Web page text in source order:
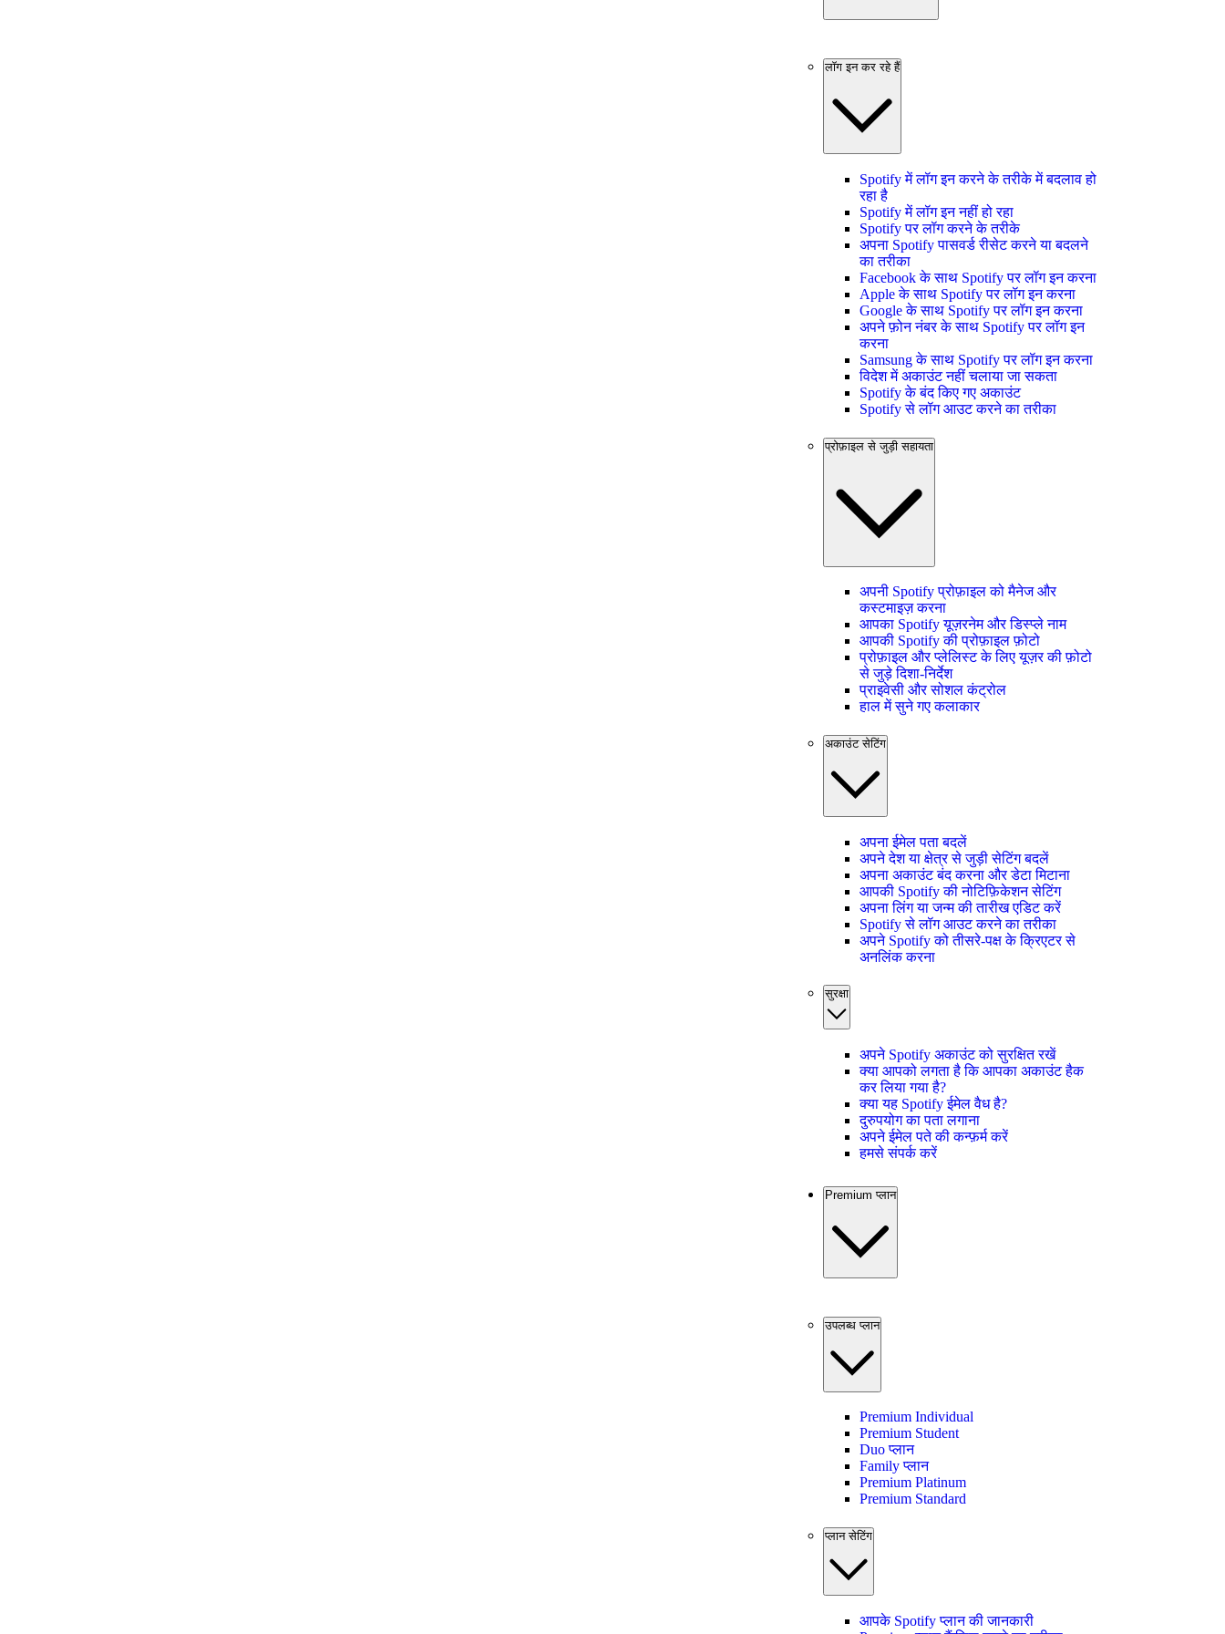
लॉग इन कर रहे हैं
Spotify में लॉग इन करने के तरीके में बदलाव हो
रहा है
Spotify में लॉग इन नहीं हो रहा
Spotify पर लॉग करने के तरीके
अपना Spotify पासवर्ड रीसेट करने या बदलने
का तरीका
Facebook के साथ Spotify पर लॉग इन करना
Apple के साथ Spotify पर लॉग इन करना
Google के साथ Spotify पर लॉग इन करना
अपने फ़ोन नंबर के साथ Spotify पर लॉग इन
करना
Samsung के साथ Spotify पर लॉग इन करना
विदेश में अकाउंट नहीं चलाया जा सकता
Spotify के बंद किए गए अकाउंट
Spotify से लॉग आउट करने का तरीका
प्रोफ़ाइल से जुड़ी सहायता
अपनी Spotify प्रोफ़ाइल को मैनेज और
कस्टमाइज़ करना
आपका Spotify यूज़रनेम और डिस्प्ले नाम
आपकी Spotify की प्रोफ़ाइल फ़ोटो
प्रोफ़ाइल और प्लेलिस्ट के लिए यूज़र की फ़ोटो
से जुड़े दिशा-निर्देश
प्राइवेसी और सोशल कंट्रोल
हाल में सुने गए कलाकार
अकाउंट सेटिंग
अपना ईमेल पता बदलें
अपने देश या क्षेत्र से जुड़ी सेटिंग बदलें
अपना अकाउंट बंद करना और डेटा मिटाना
आपकी Spotify की नोटिफ़िकेशन सेटिंग
अपना लिंग या जन्म की तारीख एडिट करें
Spotify से लॉग आउट करने का तरीका
अपने Spotify को तीसरे-पक्ष के क्रिएटर से
अनलिंक करना
सुरक्षा
अपने Spotify अकाउंट को सुरक्षित रखें
क्या आपको लगता है कि आपका अकाउंट हैक
कर लिया गया है?
क्या यह Spotify ईमेल वैध है?
दुरुपयोग का पता लगाना
अपने ईमेल पते की कन्फ़र्म करें
हमसे संपर्क करें
Premium प्लान
उपलब्ध प्लान
Premium Individual
Premium Student
Duo प्लान
Family प्लान
Premium Platinum
Premium Standard
प्लान सेटिंग
आपके Spotify प्लान की जानकारी